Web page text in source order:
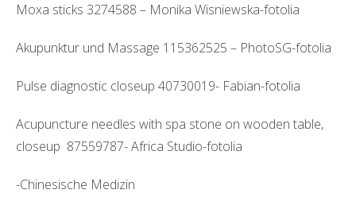
Moxa sticks 3274588 – Monika Wisniewska-fotolia
Akupunktur und Massage 115362525 – PhotoSG-fotolia
Pulse diagnostic closeup 40730019- Fabian-fotolia
Acupuncture needles with spa stone on wooden table,
closeup 87559787- Africa Studio-fotolia
-Chinesische Medizin